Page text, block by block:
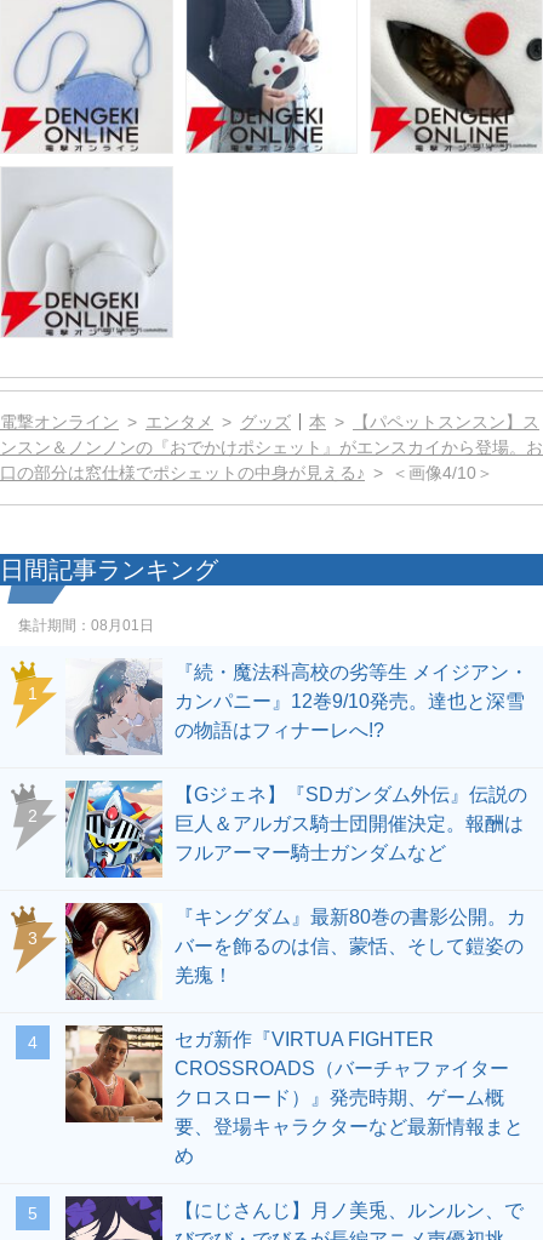
電撃オンライン エンタメ グッズ 本
【パペットスンスン】ス
ンスン＆ノンノンの『おでかけポシェット』がエンスカイから登場。お
口の部分は窓仕様でポシェットの中身が見える♪
＜画像4/10＞
日間記事ランキング
集計期間： 08月01日
1
『続・魔法科高校の劣等生 メイジアン・
カンパニー』12巻9/10発売。達也と深雪
の物語はフィナーレへ!?
2
【Gジェネ】『SDガンダム外伝』伝説の
巨人＆アルガス騎士団開催決定。報酬は
フルアーマー騎士ガンダムなど
3
『キングダム』最新80巻の書影公開。カ
バーを飾るのは信、蒙恬、そして鎧姿の
羌瘣！
4
セガ新作『VIRTUA FIGHTER
CROSSROADS（バーチャファイター
クロスロード）』発売時期、ゲーム概
要、登場キャラクターなど最新情報まと
め
5
【にじさんじ】月ノ美兎、ルンルン、で